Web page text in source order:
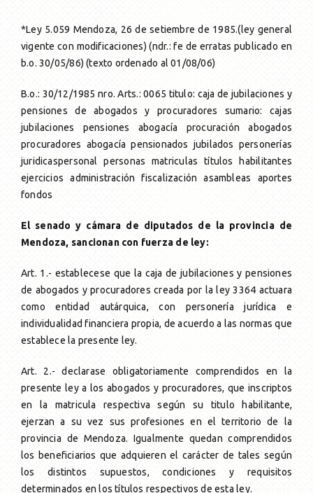
Transform. a Jub. Ord.
Reconocimiento de servicios
Pago Haberes Pendientes
*Ley 5.059 Mendoza, 26 de setiembre de 1985.(ley general
vigente con modificaciones) (ndr.: fe de erratas publicado en
b.o. 30/05/86) (texto ordenado al 01/08/06)
B.o.: 30/12/1985 nro. Arts.: 0065 titulo: caja de jubilaciones y
pensiones de abogados y procuradores sumario: cajas
jubilaciones pensiones abogacía procuración abogados
procuradores abogacía pensionados jubilados personerías
juridicaspersonal personas matriculas títulos habilitantes
ejercicios administración fiscalización asambleas aportes
fondos
El senado y cámara de diputados de la provincia de
Mendoza, sancionan con fuerza de ley:
Art. 1.- establecese que la caja de jubilaciones y pensiones
de abogados y procuradores creada por la ley 3364 actuara
como entidad autárquica, con personería jurídica e
individualidad financiera propia, de acuerdo a las normas que
establece la presente ley.
Art. 2.- declarase obligatoriamente comprendidos en la
presente ley a los abogados y procuradores, que inscriptos
en la matricula respectiva según su titulo habilitante,
ejerzan a su vez sus profesiones en el territorio de la
provincia de Mendoza. Igualmente quedan comprendidos
los beneficiarios que adquieren el carácter de tales según
los distintos supuestos, condiciones y requisitos
determinados en los títulos respectivos de esta ley.